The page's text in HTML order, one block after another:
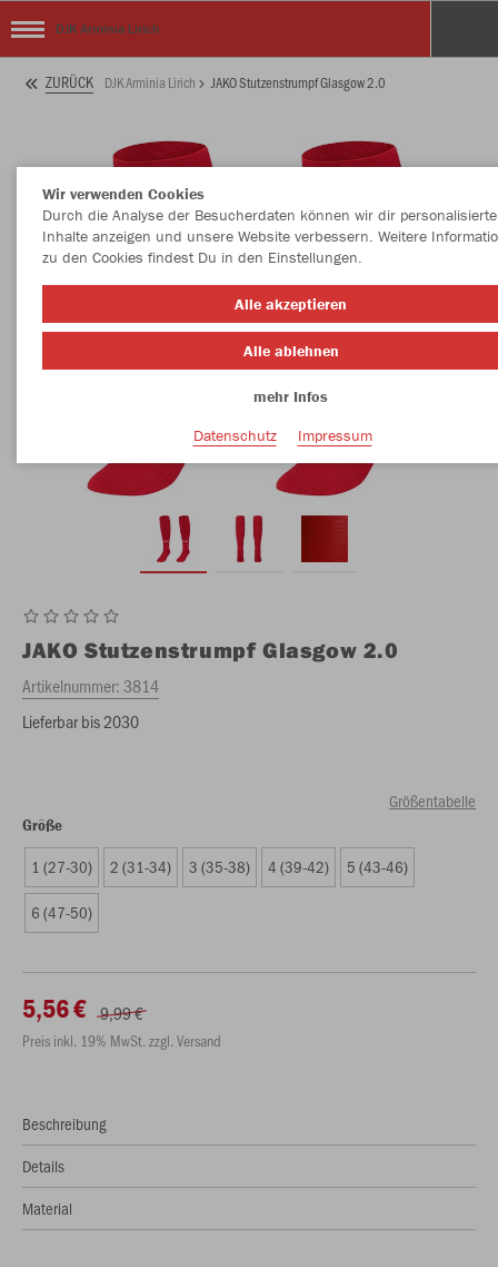
DJK Arminia Lirich
ZURÜCK DJK Arminia Lirich JAKO Stutzenstrumpf Glasgow 2.0
JAKO Stutzenstrumpf Glasgow 2.0
Artikelnummer:3814
Lieferbar bis 2030
Größentabelle
Größe
1 (27-30) 2 (31-34) 3 (35-38) 4 (39-42) 5 (43-46)
6 (47-50)
5,56 € 9,99 €
Preis inkl. 19% MwSt. zzgl. Versand
Beschreibung
Details
Material
Wir verwenden Cookies
Durch die Analyse der Besucherdaten können wir dir personalisierte
Inhalte anzeigen und unsere Website verbessern. Weitere
zu den Cookies findest Du in den Einstellungen.
Alle akzeptieren
Alle ablehnen
mehr Infos
Datenschutz
Impressum